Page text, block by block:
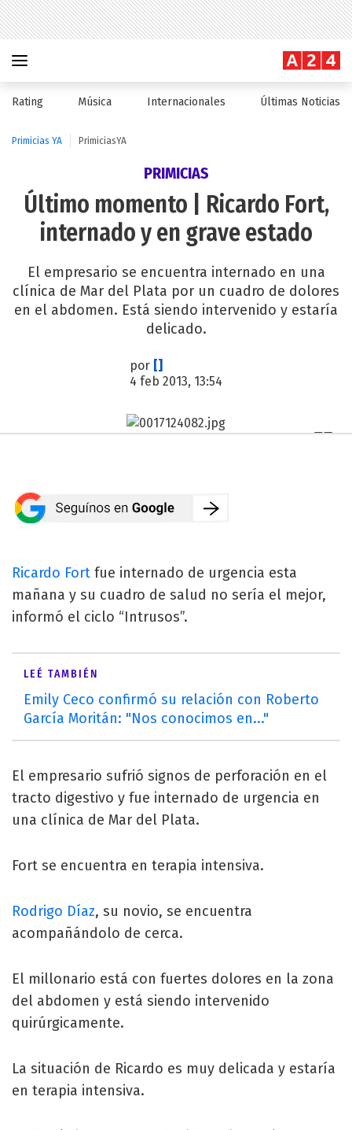
Rating Música Internacionales Últimas Noticias
Primicias YA PrimiciasYA
PRIMICIAS
Último momento | Ricardo Fort,
internado y en grave estado
El empresario se encuentra internado en una
clínica de Mar del Plata por un cuadro de dolores
en el abdomen. Está siendo intervenido y estaría
delicado.
por []
4 feb 2013, 13:54
Ricardo Fort fue internado de urgencia esta
mañana y su cuadro de salud no sería el mejor,
informó el ciclo “Intrusos”.
LEÉ TAMBIÉN
Emily Ceco confirmó su relación con Roberto
García Moritán: "Nos conocimos en..."
El empresario sufrió signos de perforación en el
tracto digestivo y fue internado de urgencia en
una clínica de Mar del Plata.
Fort se encuentra en terapia intensiva.
Rodrigo Díaz, su novio, se encuentra
acompañándolo de cerca.
El millonario está con fuertes dolores en la zona
del abdomen y está siendo intervenido
quirúrgicamente.
La situación de Ricardo es muy delicada y estaría
en terapia intensiva.